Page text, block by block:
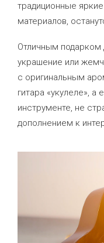
традиционные
материалов,
Отличным
украшение или
с оригинальным
гитара «укулеле»,
инструменте, не
дополнением к